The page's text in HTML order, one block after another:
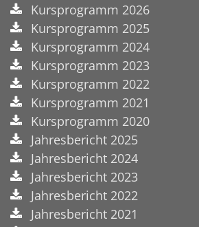
Kursprogramm 2026
Kursprogramm 2025
Kursprogramm 2024
Kursprogramm 2023
Kursprogramm 2022
Kursprogramm 2021
Kursprogramm 2020
Jahresbericht 2025
Jahresbericht 2024
Jahresbericht 2023
Jahresbericht 2022
Jahresbericht 2021